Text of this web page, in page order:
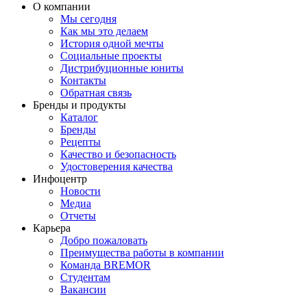
О компании
Мы сегодня
Как мы это делаем
История одной мечты
Социальные проекты
Дистрибуционные юниты
Контакты
Обратная связь
Бренды и продукты
Каталог
Бренды
Рецепты
Качество и безопасность
Удостоверения качества
Инфоцентр
Новости
Медиа
Отчеты
Карьера
Добро пожаловать
Преимущества работы в компании
Команда BREMOR
Студентам
Вакансии